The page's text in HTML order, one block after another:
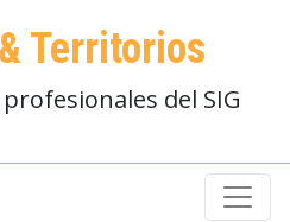
Territorios
del SIG